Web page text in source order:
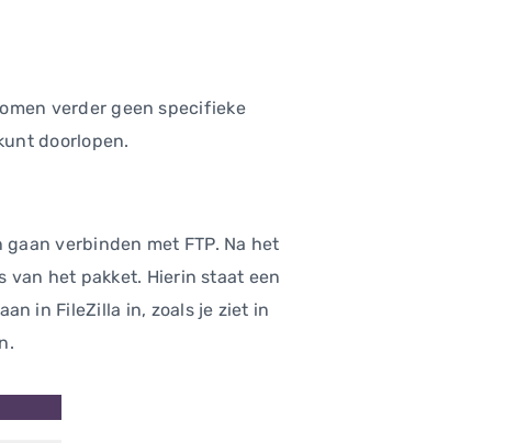
verder geen specifieke
doorlopen.
verbinden met FTP. Na het
van het pakket. Hierin staat een
in FileZilla in, zoals je ziet in